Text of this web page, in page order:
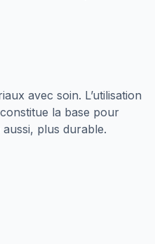
avec soin. L’utilisation
la base pour
plus durable.